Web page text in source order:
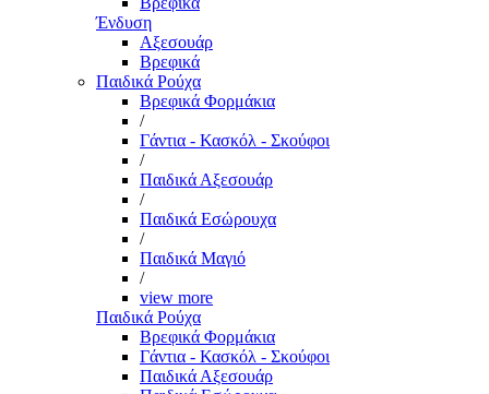
Ένδυση
Αξεσουάρ
Βρεφικά
Παιδικά Ρούχα
Βρεφικά Φορμάκια
/
Γάντια - Κασκόλ - Σκούφοι
/
Παιδικά Αξεσουάρ
/
Παιδικά Εσώρουχα
/
Παιδικά Μαγιό
/
view more
Παιδικά Ρούχα
Βρεφικά Φορμάκια
Γάντια - Κασκόλ - Σκούφοι
Παιδικά Αξεσουάρ